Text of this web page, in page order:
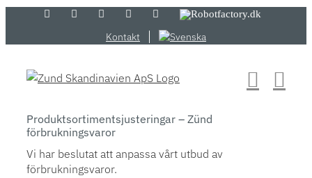
content
LinkedInYouTubeFlickr Email
Zünd
Store
Robotfactory.dk
Kontakt
Produktsortimentsjusteringar – Zünd
förbrukningsvaror
Vi har beslutat att anpassa vårt utbud av
förbrukningsvaror.